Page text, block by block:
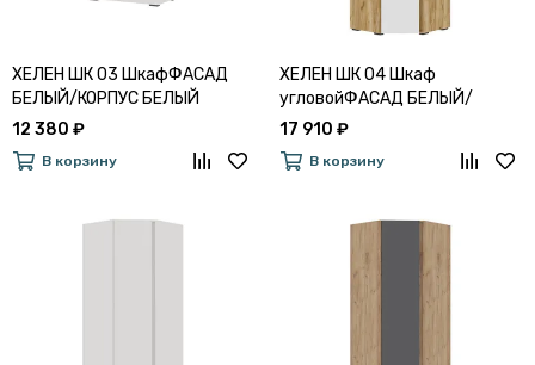
ХЕЛЕН ШК 03 ШкафФАСАД
БЕЛЫЙ/КОРПУС БЕЛЫЙ
12 380 ₽
В корзину
ХЕЛЕН ШК 04 Шкаф
угловойФАСАД БЕЛЫЙ/
КОРПУС ДУБ КРАФТ ЗОЛОТО
17 910 ₽
В корзину